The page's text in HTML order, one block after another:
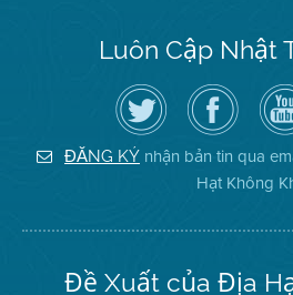
Luôn Cập Nhật
Hãy
theo
dõi
Địa
Hạt
Không
Truy
cập
Trang
Facebook
của
Địa
Hạt
ĐĂNG KÝ nhận bản tin qua
Hạt Không
Đề Xuất của Địa